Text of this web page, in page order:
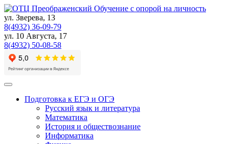
Skip
to
content
Обучение с опорой на личность
ул. Зверева, 13
8(4932) 36-09-79
ул. 10 Августа, 17
8(4932) 50-08-58
Подготовка к ЕГЭ и ОГЭ
Русский язык и литература
Математика
История и обществознание
Информатика